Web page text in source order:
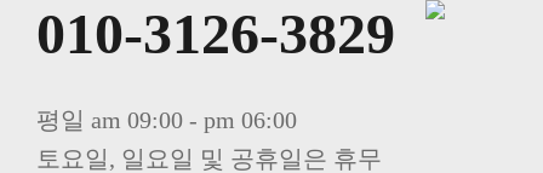
010-3126-3829
평일 am 09:00 - pm 06:00
토요일, 일요일 및 공휴일은 휴무